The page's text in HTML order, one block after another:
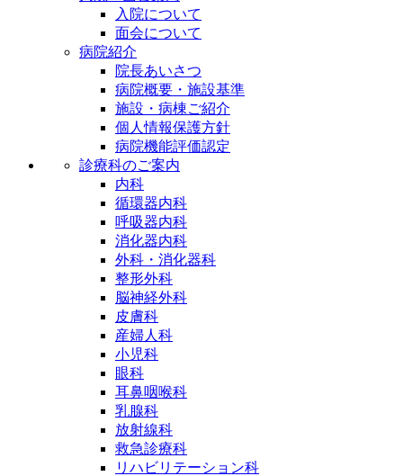
入院について
面会について
病院紹介
院長あいさつ
病院概要・施設基準
施設・病棟ご紹介
個人情報保護方針
病院機能評価認定
診療科のご案内
内科
循環器内科
呼吸器内科
消化器内科
外科・消化器科
整形外科
脳神経外科
皮膚科
産婦人科
小児科
眼科
耳鼻咽喉科
乳腺科
放射線科
救急診療科
リハビリテーション科